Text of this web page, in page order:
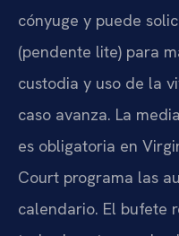
cónyuge y puede
(pendente lite) para
custodia y uso de la
caso avanza. La
es obligatoria en
Court programa las
calendario. El bufete